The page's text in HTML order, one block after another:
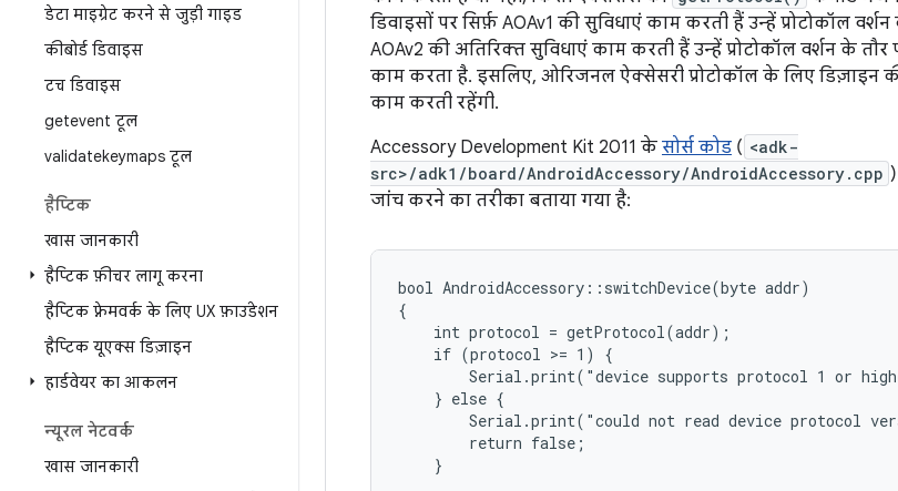
डेटा माइग्रेट करने से जुड़ी गाइड
कीबोर्ड डिवाइस
टच डिवाइस
getevent टूल
validatekeymaps टूल
हैप्टिक
खास जानकारी
हैप्टिक फ़ीचर लागू करना
हैप्टिक फ़्रेमवर्क के लिए UX फ़ाउंडेशन
हैप्टिक यूएक्स डिज़ाइन
हार्डवेयर का आकलन
न्यूरल नेटवर्क
खास जानकारी
डिवाइसों पर सिर्फ़ AOAv1 की सुविधाएं काम करती हैं उन्हें प्रोटोकॉल
AOAv2 की अतिरिक्त सुविधाएं काम करती हैं उन्हें प्रोटोकॉल वर्शन के तौर
काम करता है. इसलिए, ओरिजनल ऐक्सेसरी प्रोटोकॉल के लिए डिज़ाइन
काम करती रहेंगी.
Accessory Development Kit 2011 के सोर्स कोड ( <adk-
src>/adk1/board/AndroidAccessory/AndroidAccessory.cpp
जांच करने का तरीका बताया गया है:
bool AndroidAccessory::switchDevice(byte addr)
{
    int protocol = getProtocol(addr);
    if (protocol >= 1) {
Serial.print("device supports protocol 1 or
    } else {
Serial.print("could not read device protocol
        return false;
    }